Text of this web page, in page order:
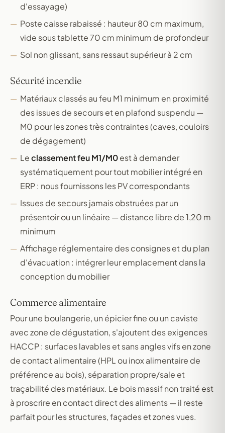
d'essayage)
Poste caisse rabaissé : hauteur 80 cm maximum,
vide sous tablette 70 cm minimum de profondeur
Sol non glissant, sans ressaut supérieur à 2 cm
Sécurité incendie
Matériaux classés au feu M1 minimum en proximité
des issues de secours et en plafond suspendu —
M0 pour les zones très contraintes (caves, couloirs
de dégagement)
Leclassement feu M1/M0est à demander
systématiquement pour tout mobilier intégré en
ERP : nous fournissons les PV correspondants
Issues de secours jamais obstruées par un
présentoir ou un linéaire — distance libre de 1,20 m
minimum
Affichage réglementaire des consignes et du plan
d'évacuation : intégrer leur emplacement dans la
conception du mobilier
Commerce alimentaire
Pour une boulangerie, un épicier fine ou un caviste
avec zone de dégustation, s'ajoutent des exigences
HACCP : surfaces lavables et sans angles vifs en zone
de contact alimentaire (HPL ou inox alimentaire de
préférence au bois), séparation propre/sale et
traçabilité des matériaux. Le bois massif non traité est
à proscrire en contact direct des aliments — il reste
parfait pour les structures, façades et zones vues.